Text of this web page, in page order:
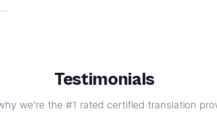
Testimonials
we're the #1 rated certified translation